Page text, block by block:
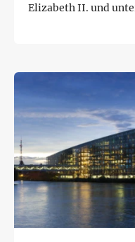
Elizabeth II. und